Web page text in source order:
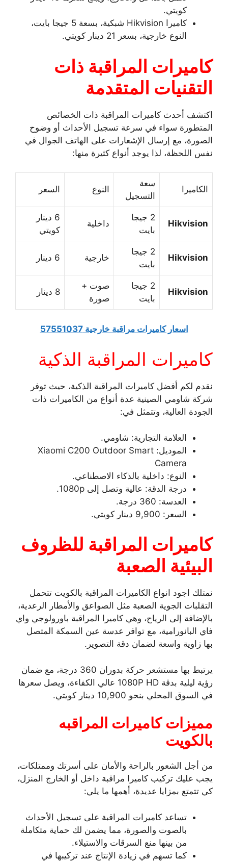
كويتي.
كاميرا Hikvision شبكية، بسعة 5 جيجا بايت،
النوع خارجية، بسعر 21 دينار كويتي.
كاميرات المراقبة ذات
التقنيات المتقدمة
اكتشف أحدث كاميرات المراقبة ذات الخصائص
المتطورة سواء في سرعة تسجيل الأحداث أو وضوح
الصورة، مع إرسال الإشعارات على الهاتف الجوال في
نفس اللحظة، لذا يوجد أنواع كثيرة منها:
الكاميرا
سعة
التسجيل
النوع السعر
Hikvision
2 جيجا
بايت
داخلية
6 دينار
كويتي
Hikvision
2 جيجا
بايت
خارجية 6 دينار
Hikvision
2 جيجا
بايت
صوت +
صورة
8 دينار
اسعار كاميرات مراقبة خارجية 57551037
كاميرات المراقبة الذكية
نقدم لكم أفضل كاميرات المراقبة الذكية، حيث توفر
شركة شاومي الصينية عدة أنواع من الكاميرات ذات
الجودة العالية، وتتمثل في:
العلامة التجارية: شاومي.
الموديل: Xiaomi C200 Outdoor Smart
Camera
النوع: داخلية بالذكاء الاصطناعي.
درجة الدقة: عالية وتصل إلى 1080p.
العدسة: 360 درجة.
السعر: 9,900 دينار كويتي.
كاميرات المراقبة للظروف
البيئية الصعبة
نمتلك اجود انواع الكاميرات المراقبة بالكويت تتحمل
التقلبات الجوية الصعبة مثل الصواعق والأمطار الرعدية،
بالإضافة إلى الرياح، وهي كاميرا المراقبة باورولوجي واي
فاي البانورامية، مع توافر عدسة عين السمكة المتصل
بها زاوية واسعة لضمان دقة التصوير.
يرتبط بها مستشعر حركة بدوران 360 درجة، مع ضمان
رؤية ليلية بدقة 1080P HD عالي الكفاءة، ويصل سعرها
في السوق المحلي بنحو 10,900 دينار كويتي.
مميزات كاميرات المراقبه
بالكويت
من أجل الشعور بالراحة والأمان على أسرتك وممتلكات،
يجب عليك تركيب كاميرا مراقبة داخل أو الخارج المنزل،
كي تتمتع بمزايا عديدة، أهمها ما يلي:
تساعد كاميرات المراقبة على تسجيل الأحداث
بالصوت والصورة، مما يضمن لك حماية متكاملة
من بينها منع السرقات والاستيلاء.
كما تسهم في زيادة الإنتاج عند تركيبها في